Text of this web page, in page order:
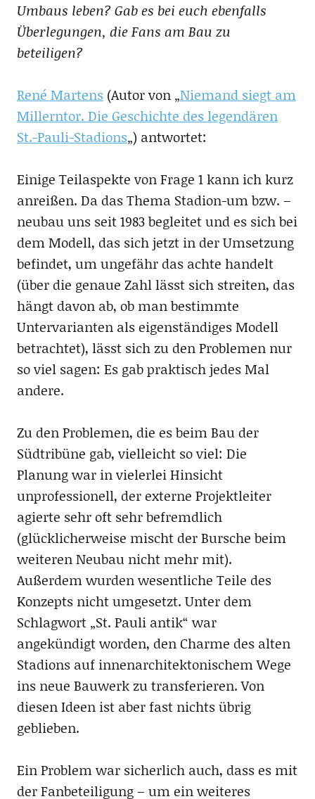
Umbaus leben? Gab es bei euch ebenfalls
Überlegungen, die Fans am Bau zu
beteiligen?
René Martens(Autor von „Niemand siegt am
Millerntor. Die Geschichte des legendären
St.-Pauli-Stadions„) antwortet:
Einige Teilaspekte von Frage 1 kann ich kurz
anreißen. Da das Thema Stadion-um bzw. –
neubau uns seit 1983 begleitet und es sich bei
dem Modell, das sich jetzt in der Umsetzung
befindet, um ungefähr das achte handelt
(über die genaue Zahl lässt sich streiten, das
hängt davon ab, ob man bestimmte
Untervarianten als eigenständiges Modell
betrachtet), lässt sich zu den Problemen nur
so viel sagen: Es gab praktisch jedes Mal
andere.
Zu den Problemen, die es beim Bau der
Südtribüne gab, vielleicht so viel: Die
Planung war in vielerlei Hinsicht
unprofessionell, der externe Projektleiter
agierte sehr oft sehr befremdlich
(glücklicherweise mischt der Bursche beim
weiteren Neubau nicht mehr mit).
Außerdem wurden wesentliche Teile des
Konzepts nicht umgesetzt. Unter dem
Schlagwort „St. Pauli antik“ war
angekündigt worden, den Charme des alten
Stadions auf innenarchitektonischem Wege
ins neue Bauwerk zu transferieren. Von
diesen Ideen ist aber fast nichts übrig
geblieben.
Ein Problem war sicherlich auch, dass es mit
der Fanbeteiligung – um ein weiteres